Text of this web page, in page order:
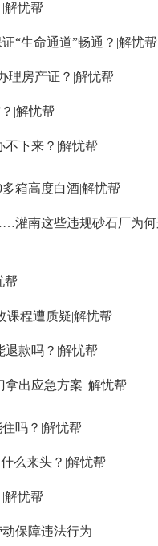
解忧帮
“生命通道”畅通？|解忧帮
理房产证？|解忧帮
|解忧帮
不下来？|解忧帮
箱高度白酒|解忧帮
灌南这些违规砂石厂为
帮
课程遭质疑|解忧帮
退款吗？|解忧帮
出应急方案 |解忧帮
吗？|解忧帮
么来头？|解忧帮
解忧帮
保障违法行为